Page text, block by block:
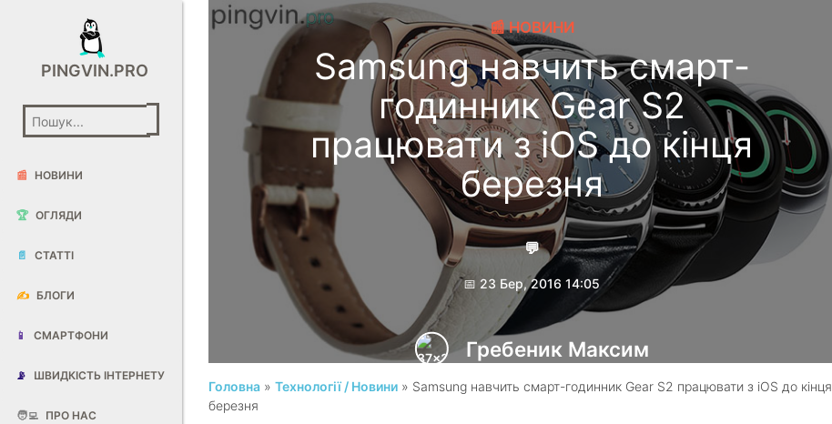
PINGVIN.PRO
📰 НОВИНИ
🏆 ОГЛЯДИ
📄 СТАТТІ
✍️ БЛОГИ
📱 СМАРТФОНИ
📡 ШВИДКІСТЬ ІНТЕРНЕТУ
🧑‍💻 ПРО НАС
📰 НОВИНИ
Samsung навчить смарт-
годинник Gear S2
працювати з iOS до кінця
березня
💬
📅 23 Бер, 2016 14:05
Гребеник Максим
Головна »Технології / Новини » Samsung навчить смарт-годинник Gear S2 працювати з iOS до кінця
березня